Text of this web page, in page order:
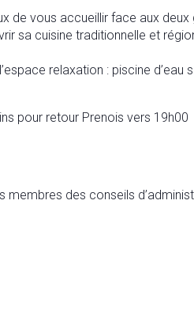
de vous accueillir face aux deux
sa cuisine traditionnelle et
relaxation : piscine d’eau
pour retour Prenois vers 19h00
membres des conseils